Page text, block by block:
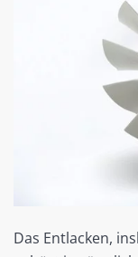
Das Entlacken,